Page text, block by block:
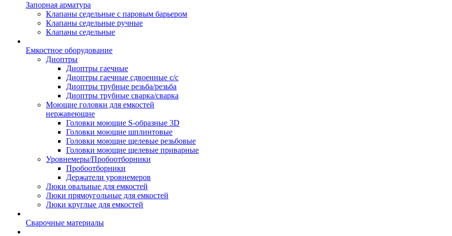
Запорная арматура
Клапаны седельные с паровым барьером
Клапаны седельные ручные
Клапаны седельные
Емкостное оборудование
Диоптры
Диоптры гаечные
Диоптры гаечные сдвоенные c/c
Диоптры трубные резьба/резьба
Диоптры трубные сварка/сварка
Моющие головки для емкостей
нержавеющие
Головки моющие S-образные 3D
Головки моющие шплинтовые
Головки моющие щелевые резьбовые
Головки моющие щелевые приварные
Уровнемеры/Пробоотборники
Пробоотборники
Держатели уровнемеров
Люки овальные для емкостей
Люки прямоугольные для емкостей
Люки круглые для емкостей
Сварочные материалы